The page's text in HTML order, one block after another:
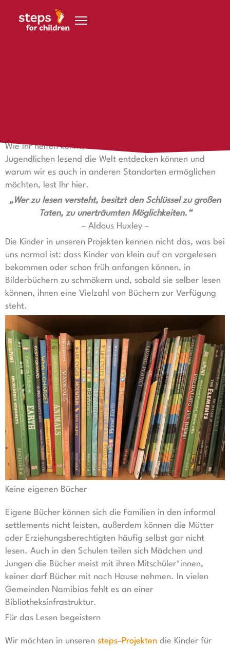
Wie Ihr helfen könnt, dass unsere steps Kinder und
Jugendlichen lesend die Welt entdecken können und
warum wir es auch in anderen Standorten ermöglichen
möchten, lest Ihr hier.
„Wer zu lesen versteht, besitzt den Schlüssel zu großen
Taten, zu unerträumten Möglichkeiten.“
– Aldous Huxley –
Die Kinder in unseren Projekten kennen nicht das, was bei
uns normal ist: dass Kinder von klein auf an vorgelesen
bekommen oder schon früh anfangen können, in
Bilderbüchern zu schmökern und, sobald sie selber lesen
können, ihnen eine Vielzahl von Büchern zur Verfügung
steht.
Keine eigenen Bücher
Eigene Bücher können sich die Familien in den informal
settlements nicht leisten, außerdem können die Mütter
oder Erziehungsberechtigten häufig selbst gar nicht
lesen. Auch in den Schulen teilen sich Mädchen und
Jungen die Bücher meist mit ihren Mitschüler*innen,
keiner darf Bücher mit nach Hause nehmen. In vielen
Gemeinden Namibias fehlt es an einer
Bibliotheksinfrastruktur.
Für das Lesen begeistern
Wir möchten in unseren steps–Projekten die Kinder für